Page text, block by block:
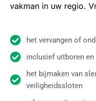
vakman in uw regio.
het vervangen of
inclusief uitboren en
het bijmaken van
veiligheidssloten